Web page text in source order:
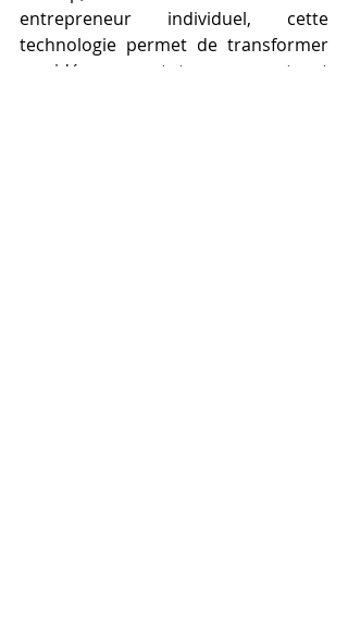
entrepreneur individuel, cette
technologie permet de transformer
vos idées en prototypes concrets, et